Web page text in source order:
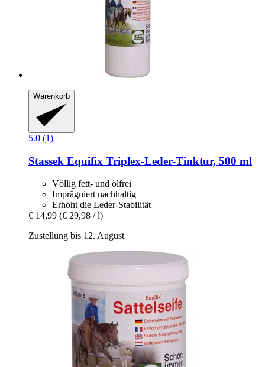
Warenkorb
5.0 (1)
Stassek Equifix Triplex-​Leder-​Tinktur, 500 ml
Völlig fett- und ölfrei
Imprägniert nachhaltig
Erhöht die Leder-Stabilität
€ 14,99 (€ 29,98 / l)
Zustellung bis 12. August